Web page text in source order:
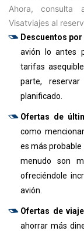
Ahora, consulta
Visatviajes al
Descuentos
avión lo antes
tarifas
parte,
planificado.
Ofertas de
como
es más
menudo son
ofreciéndole
avión.
Ofertas de
ahorrar más